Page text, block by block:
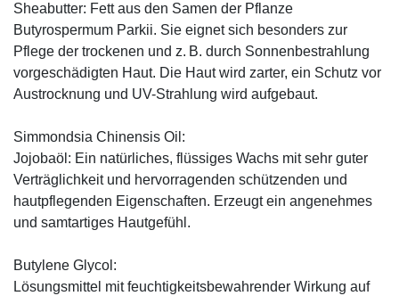
Sheabutter: Fett aus den Samen der Pflanze
Butyrospermum Parkii. Sie eignet sich besonders zur
Pflege der trockenen und z. B. durch Sonnenbestrahlung
vorgeschädigten Haut. Die Haut wird zarter, ein Schutz vor
Austrocknung und UV-Strahlung wird aufgebaut.
Simmondsia Chinensis Oil:
Jojobaöl: Ein natürliches, flüssiges Wachs mit sehr guter
Verträglichkeit und hervorragenden schützenden und
hautpflegenden Eigenschaften. Erzeugt ein angenehmes
und samtartiges Hautgefühl.
Butylene Glycol:
Lösungsmittel mit feuchtigkeitsbewahrender Wirkung auf